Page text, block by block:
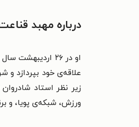
درباره مهبد
علاقه‌ی خود بپردازد و
ورزش، شبکه‌ی پویا، و